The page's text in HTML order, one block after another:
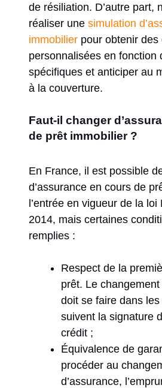
de résiliation. D’autre part,
réaliser une simulation
immobilier pour obtenir des
personnalisées en fonction
spécifiques et anticiper au
à la couverture.
Faut-il changer
de prêt immobilier ?
En France, il est possible
d’assurance en cours de
l’entrée en vigueur de la loi
2014, mais certaines
remplies :
Respect de la
prêt. Le changement
doit se faire dans
suivent la signature
crédit ;
Équivalence de
procéder au
d’assurance,